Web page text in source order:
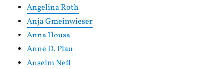
Angelina Roth
Anja Gmeinwieser
Anna Housa
Anne D. Plau
Anselm Neft